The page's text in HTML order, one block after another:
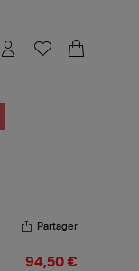
Partager
94,50 €